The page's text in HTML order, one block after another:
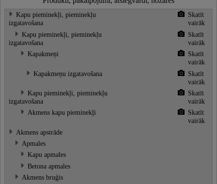
Kapu pieminekļi, pieminekļu
izgatavošana
Skatīt
vairāk
Kapu pieminekļi, pieminekļu
izgatavošana
Skatīt
vairāk
Kapakmeņi
Skatīt
vairāk
Kapakmeņu izgatavošana
Skatīt
vairāk
Kapu pieminekļi, pieminekļu
izgatavošana
Skatīt
vairāk
Akmens kapu pieminekļi
Skatīt
vairāk
Akmens apstrāde
Apmales
Kapu apmales
Betona apmales
Akmens bruģis